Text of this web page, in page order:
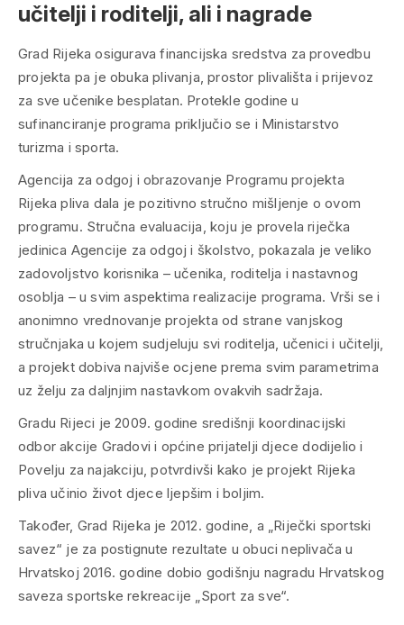
učitelji i roditelji, ali i nagrade
Grad Rijeka osigurava financijska sredstva za provedbu
projekta pa je obuka plivanja, prostor plivališta i prijevoz
za sve učenike besplatan. Protekle godine u
sufinanciranje programa priključio se i Ministarstvo
turizma i sporta.
Agencija za odgoj i obrazovanje Programu projekta
Rijeka pliva dala je pozitivno stručno mišljenje o ovom
programu. Stručna evaluacija, koju je provela riječka
jedinica Agencije za odgoj i školstvo, pokazala je veliko
zadovoljstvo korisnika – učenika, roditelja i nastavnog
osoblja – u svim aspektima realizacije programa. Vrši se i
anonimno vrednovanje projekta od strane vanjskog
stručnjaka u kojem sudjeluju svi roditelja, učenici i učitelji,
a projekt dobiva najviše ocjene prema svim parametrima
uz želju za daljnjim nastavkom ovakvih sadržaja.
Gradu Rijeci je 2009. godine središnji koordinacijski
odbor akcije Gradovi i općine prijatelji djece dodijelio i
Povelju za najakciju, potvrdivši kako je projekt Rijeka
pliva učinio život djece ljepšim i boljim.
Također, Grad Rijeka je 2012. godine, a „Riječki sportski
savez“ je za postignute rezultate u obuci neplivača u
Hrvatskoj 2016. godine dobio godišnju nagradu Hrvatskog
saveza sportske rekreacije „Sport za sve“.